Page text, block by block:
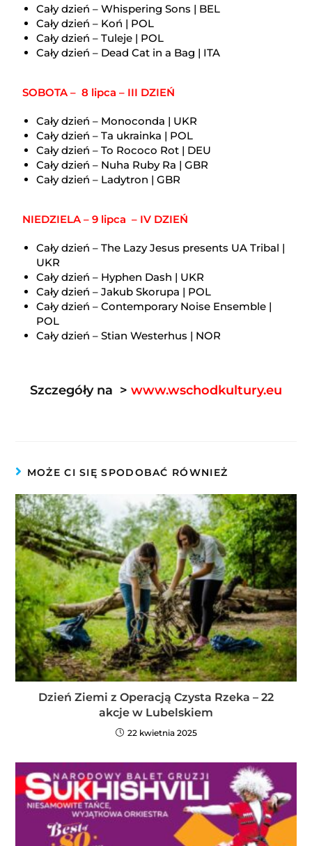
Cały dzień – Whispering Sons | BEL
Cały dzień – Koń | POL
Cały dzień – Tuleje | POL
Cały dzień – Dead Cat in a Bag | ITA
SOBOTA – 8 lipca – III DZIEŃ
Cały dzień – Monoconda | UKR
Cały dzień – Ta ukrainka | POL
Cały dzień – To Rococo Rot | DEU
Cały dzień – Nuha Ruby Ra | GBR
Cały dzień – Ladytron | GBR
NIEDZIELA – 9 lipca – IV DZIEŃ
Cały dzień – The Lazy Jesus presents UA Tribal |
UKR
Cały dzień – Hyphen Dash | UKR
Cały dzień – Jakub Skorupa | POL
Cały dzień – Contemporary Noise Ensemble |
POL
Cały dzień – Stian Westerhus | NOR
Szczegóły na > www.wschodkultury.eu
MOŻE CI SIĘ SPODOBAĆ RÓWNIEŻ
Dzień Ziemi z Operacją Czysta Rzeka – 22
akcje w Lubelskiem
22 kwietnia 2025